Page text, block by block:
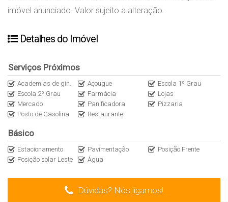
imóvel anunciado. Valor sujeito a alteração.
Detalhes do Imóvel
Serviços Próximos
Academias de ginástica Açougue
Escola 1º Grau
Escola 2º Grau
Farmácia
Lojas
Mercado
Panificadora
Pizzaria
Posto de Gasolina
Restaurante
Básico
Estacionamento Pavimentação
Posição Frente
Posição solar Leste
Água
Dúvidas? Nós ligamos!